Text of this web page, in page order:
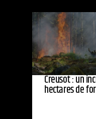
Creusot : un
hectares de